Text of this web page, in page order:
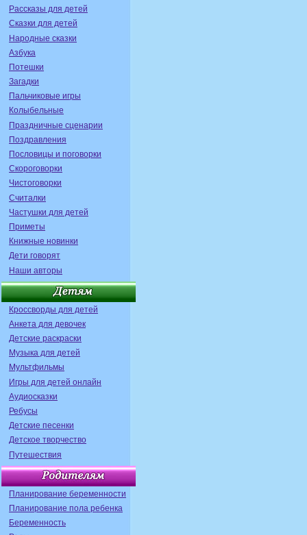
Рассказы для детей
Сказки для детей
Народные сказки
Азбука
Потешки
Загадки
Пальчиковые игры
Колыбельные
Праздничные сценарии
Поздравления
Пословицы и поговорки
Скороговорки
Чистоговорки
Считалки
Частушки для детей
Приметы
Книжные новинки
Дети говорят
Наши авторы
Кроссворды для детей
Анкета для девочек
Детские раскраски
Музыка для детей
Мультфильмы
Игры для детей онлайн
Аудиосказки
Ребусы
Детские песенки
Детское творчество
Путешествия
Планирование беременности
Планирование пола ребенка
Беременность